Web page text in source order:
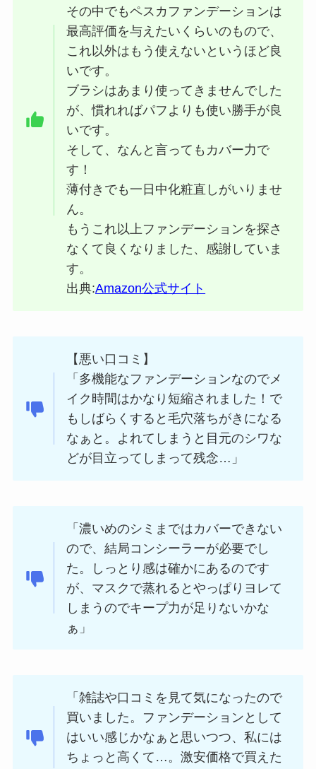
その中でもペスカファンデーションは
最高評価を与えたいくらいのもので、
これ以外はもう使えないというほど良
いです。
ブラシはあまり使ってきませんでした
が、慣れればパフよりも使い勝手が良
いです。
そして、なんと言ってもカバー力で
す！
薄付きでも一日中化粧直しがいりませ
ん。
もうこれ以上ファンデーションを探さ
なくて良くなりました、感謝していま
す。
出典:Amazon公式サイト
【悪い口コミ】
「多機能なファンデーションなのでメ
イク時間はかなり短縮されました！で
もしばらくすると毛穴落ちがきになる
なぁと。よれてしまうと目元のシワな
どが目立ってしまって残念…」
「濃いめのシミまではカバーできない
ので、結局コンシーラーが必要でし
た。しっとり感は確かにあるのです
が、マスクで蒸れるとやっぱりヨレて
しまうのでキープ力が足りないかな
ぁ」
「雑誌や口コミを見て気になったので
買いました。ファンデーションとして
はいい感じかなぁと思いつつ、私には
ちょっと高くて…。激安価格で買えた